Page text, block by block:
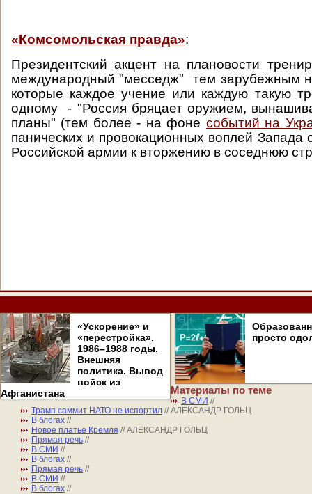
«Комсомольская правда»:
Президентский акцент на плановости
международный "месседж" тем зарубежным
которые каждое учение или каждую такую
одному - "Россия бряцает оружием,
планы" (тем более - на фоне событий на
панических и провокационных воплей Запада
Российской армии к вторжению в соседнюю
«Ускорение» и
«перестройка».
1986–1988 годы.
Внешняя
политика. Вывод
войск из
Афганистана
просто
Материалы по теме
В СМИ //
Трамп саммит НАТО не испортил // АЛЕКСАНДР ГОЛЬЦ
В блогах //
Новое платье Кремля // АЛЕКСАНДР ГОЛЬЦ
Прямая речь //
В СМИ //
В блогах //
Прямая речь //
В СМИ //
В блогах //